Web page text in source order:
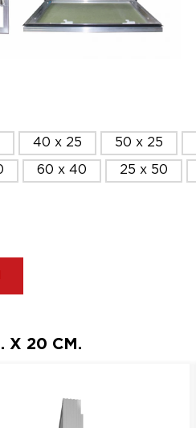
40 x 25 50 x 25
60 x 40 25 x 50
20 СМ.